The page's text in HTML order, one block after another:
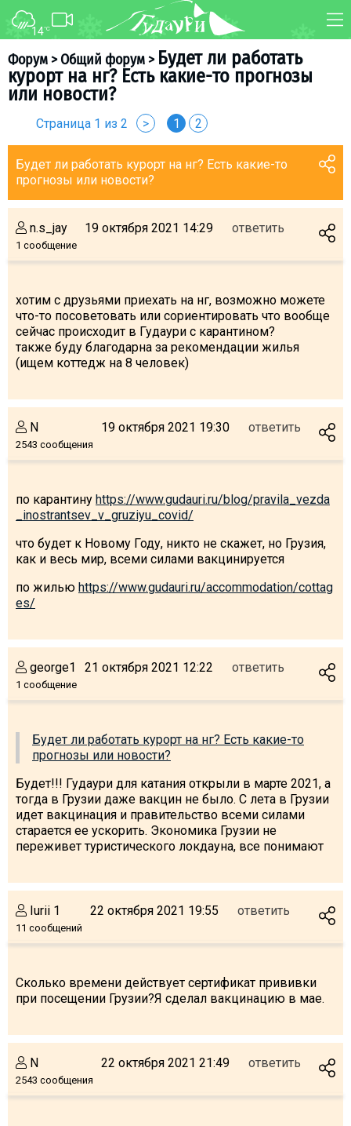
14°C
Форум>Общий форум> Будет ли работать
курорт на нг? Есть какие-то прогнозы
или новости?
Страница 1 из 2 > 1 2
Будет ли работать курорт на нг? Есть какие-то
прогнозы или новости?
n.s_jay
1 сообщение
19 октября 2021 14:29 ответить
хотим с друзьями приехать на нг, возможно можете
что-то посоветовать или сориентировать что вообще
сейчас происходит в Гудаури с карантином?
также буду благодарна за рекомендации жилья
(ищем коттедж на 8 человек)
N
2543 сообщения
19 октября 2021 19:30 ответить
по карантину https://www.gudauri.ru/blog/pravila_vezda
_inostrantsev_v_gruziyu_covid/
что будет к Новому Году, никто не скажет, но Грузия,
как и весь мир, всеми силами вакцинируется
по жилью https://www.gudauri.ru/accommodation/cottag
es/
george1
1 сообщение
21 октября 2021 12:22 ответить
Будет ли работать курорт на нг? Есть какие-то
прогнозы или новости?
Будет!!! Гудаури для катания открыли в марте 2021, а
тогда в Грузии даже вакцин не было. С лета в Грузии
идет вакцинация и правительство всеми силами
старается ее ускорить. Экономика Грузии не
переживет туристического локдауна, все понимают
Iurii 1
11 сообщений
22 октября 2021 19:55 ответить
Сколько времени действует сертификат прививки
при посещении Грузии?Я сделал вакцинацию в мае.
N
2543 сообщения
22 октября 2021 21:49 ответить
ФОРУМ КАРТА
WEBCAM
О курорте
Ски-пасс
Инструкторы
Прокат
Ски-сервис
Дети в Гудаури
Телеграм-канал
Гудаури
INFO
ПРОЖИВАНИЕ
Отели
Долгосрочная аренда
Казбеги
ГРУЗИЯ
О Грузии
Визы и Документы
Деньги
Мобильная связь
Галерея
Отчеты
Безопасность